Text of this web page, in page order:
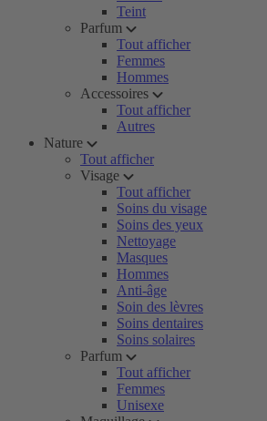
Teint
Parfum
Tout afficher
Femmes
Hommes
Accessoires
Tout afficher
Autres
Nature
Tout afficher
Visage
Tout afficher
Soins du visage
Soins des yeux
Nettoyage
Masques
Hommes
Anti-âge
Soin des lèvres
Soins dentaires
Soins solaires
Parfum
Tout afficher
Femmes
Unisexe